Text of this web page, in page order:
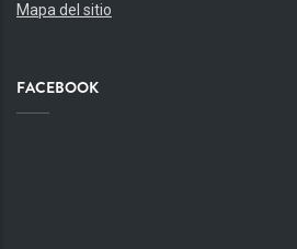
Mapa del sitio
FACEBOOK